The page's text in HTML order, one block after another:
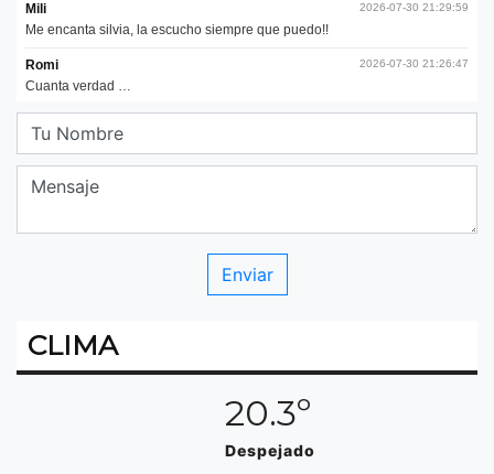
CLIMA
20.3º
Despejado